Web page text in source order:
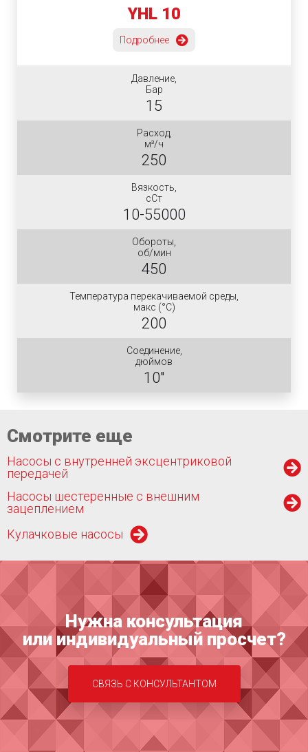
YHL 10
Подробнее
Давление,
Бар
15
Расход,
м³/ч
250
Вязкость,
сСт
10-55000
Обороты,
об/мин
450
Температура перекачиваемой среды,
макс (°C)
200
Соединение,
дюймов
10"
Смотрите еще
Насосы с внутренней эксцентриковой
передачей
Насосы шестеренные с внешним
зацеплением
Кулачковые насосы
Нужна консультация
или индивидуальный просчет?
СВЯЗЬ С КОНСУЛЬТАНТОМ